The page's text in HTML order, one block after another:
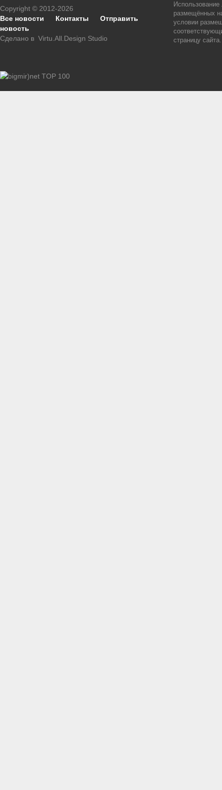
Copyright © 2012-2026
Все новости
Контакты
Отправить
новость
Сделано в Virtu.All.Design Studio
размещённых
условии
страницу сайта.